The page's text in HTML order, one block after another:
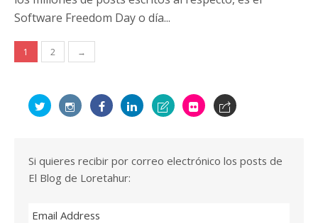
Software Freedom Day o día...
Navegación
de
1 2 →
Si quieres recibir por correo electrónico los posts de
El Blog de Loretahur:
Email Address